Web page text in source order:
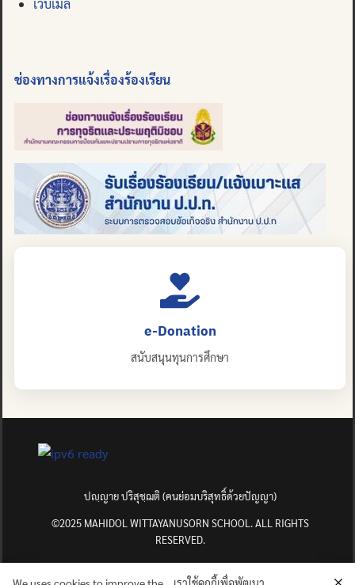
ช่องทางการแจ้งเรื่องร้องเรียน
e-Donation
สนับสนุนทุนการศึกษา
ปญฺญาย ปริสุชฺฌติ (คนย่อมบริสุทธิ์ด้วยปัญญา)
©2025 MAHIDOL WITTAYANUSORN SCHOOL. ALL RIGHTS
RESERVED.